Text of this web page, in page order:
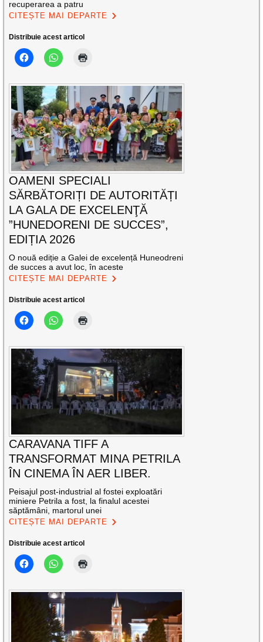
recuperarea a patru
CITEȘTE MAI DEPARTE
Distribuie acest articol
OAMENI SPECIALI
SĂRBĂTORIȚI DE AUTORITĂȚI
LA GALA DE EXCELENŢĂ
”HUNEDORENI DE SUCCES”,
EDIȚIA 2026
O nouă ediție a Galei de excelență Huneodreni
de succes a avut loc, în aceste
CITEȘTE MAI DEPARTE
Distribuie acest articol
CARAVANA TIFF A
TRANSFORMAT MINA PETRILA
ÎN CINEMA ÎN AER LIBER.
Peisajul post-industrial al fostei exploatări
miniere Petrila a fost, la finalul acestei
săptămâni, martorul unei
CITEȘTE MAI DEPARTE
Distribuie acest articol